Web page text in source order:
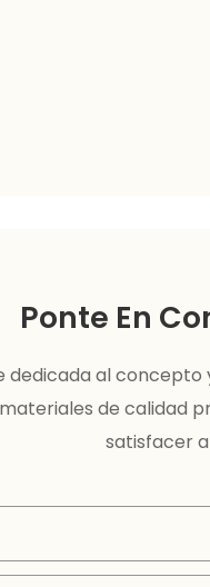
Ponte En
al
de calidad
satisfacer